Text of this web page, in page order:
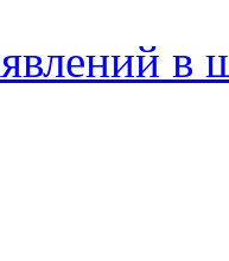
в